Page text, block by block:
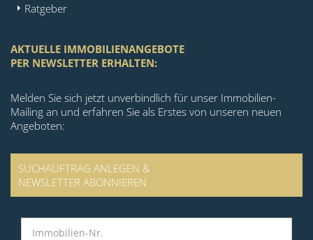
Ratgeber
AKTUELLE IMMOBILIENANGEBOTE
PER NEWSLETTER ERHALTEN:
Melden Sie sich jetzt unverbindlich für unser Immobilien-
Mailing an und erfahren Sie als Erstes von unseren neuen
Angeboten:
SUCHAUFTRAG ANLEGEN &
NEWSLETTER ABONNIEREN